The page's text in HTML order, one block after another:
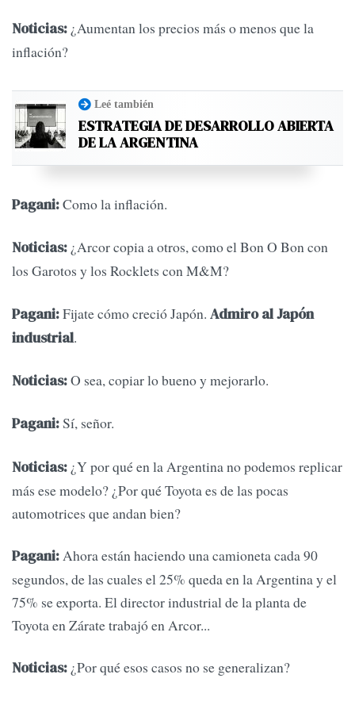
Noticias: ¿Aumentan los precios más o menos que la
inflación?
Leé también
ESTRATEGIA DE DESARROLLO ABIERTA
DE LA ARGENTINA
Pagani:Como la inflación.
Noticias: ¿Arcor copia a otros, como el Bon O Bon con
los Garotos y los Rocklets con M&M?
Pagani:Fijate cómo creció Japón. Admiro al Japón
industrial.
Noticias:O sea, copiar lo bueno y mejorarlo.
Pagani:Sí, señor.
Noticias: ¿Y por qué en la Argentina no podemos replicar
más ese modelo? ¿Por qué Toyota es de las pocas
automotrices que andan bien?
Pagani:Ahora están haciendo una camioneta cada 90
segundos, de las cuales el 25% queda en la Argentina y el
75% se exporta. El director industrial de la planta de
Toyota en Zárate trabajó en Arcor...
Noticias: ¿Por qué esos casos no se generalizan?